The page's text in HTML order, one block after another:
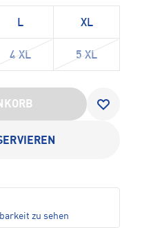
L XL
4 XL 5 XL
zu sehen